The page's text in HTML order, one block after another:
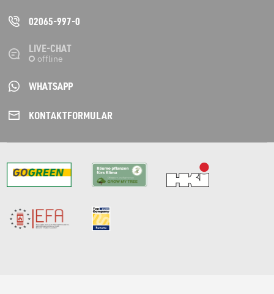
02065-997-0
LIVE-CHAT
WHATSAPP
KONTAKT­FORMULAR